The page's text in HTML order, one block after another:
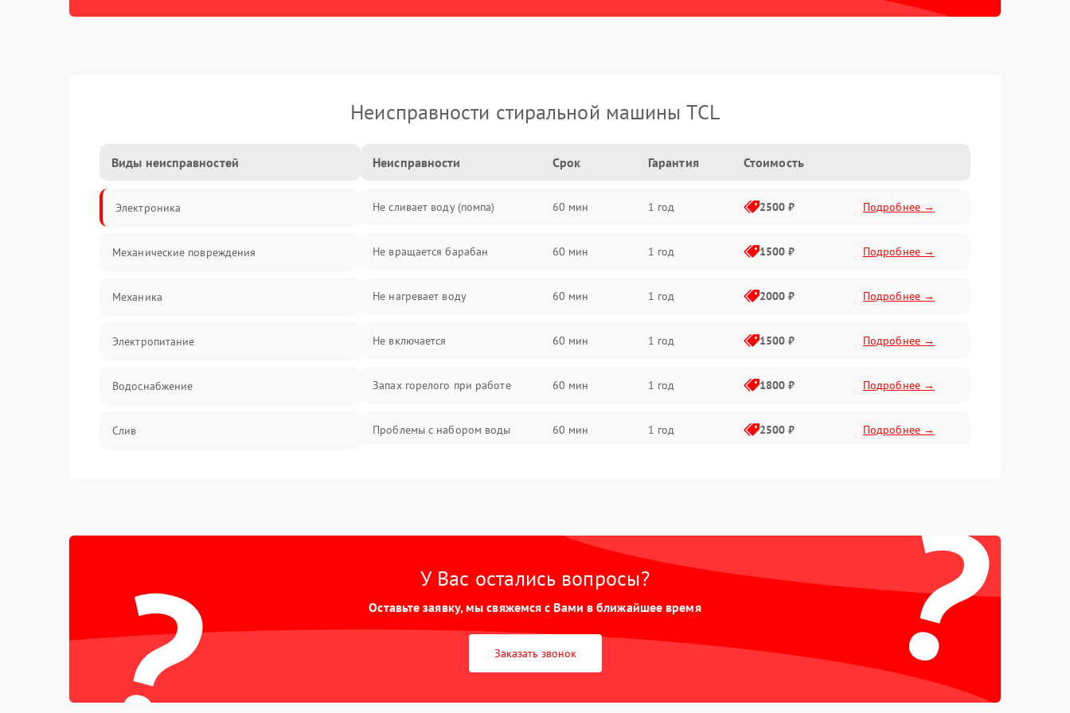
Неисправности стиральной машины TCL
Виды неисправностей
Электроника
Механические повреждения
Механика
Электропитание
Водоснабжение
Слив
Неисправности Срок Гарантия Стоимость
Не сливает воду (помпа) 60 мин 1 год 2500 ₽ Подробнее →
Не вращается барабан 60 мин 1 год 1500 ₽ Подробнее →
Не нагревает воду 60 мин 1 год 2000 ₽ Подробнее →
Не включается 60 мин 1 год 1500 ₽ Подробнее →
Запах горелого при работе 60 мин 1 год 1800 ₽ Подробнее →
Проблемы с набором воды 60 мин 1 год 2500 ₽ Подробнее →
? ?
У Вас остались вопросы?
Оставьте заявку, мы свяжемся с Вами в ближайшее время
Заказать звонок